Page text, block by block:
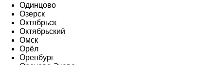
Одинцово
Озерск
Октябрьск
Октябрьский
Омск
Орёл
Оренбург